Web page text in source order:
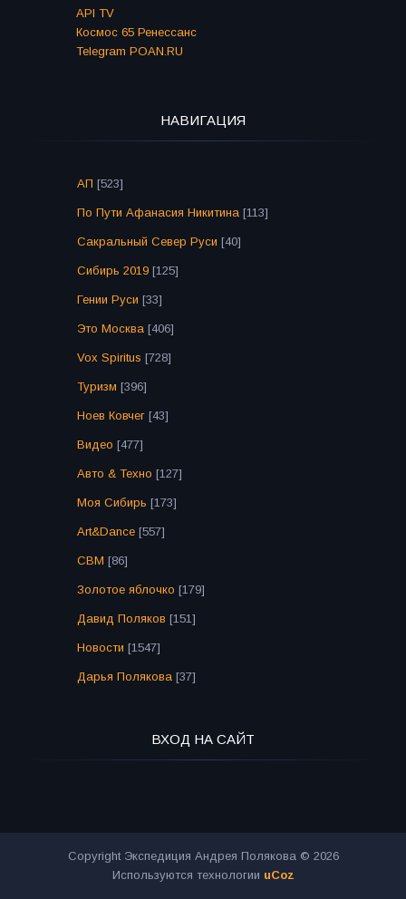
API TV
Космос 65 Ренессанс
Telegram POAN.RU
НАВИГАЦИЯ
АП [523]
По Пути Афанасия Никитина [113]
Сакральный Север Руси [40]
Сибирь 2019 [125]
Гении Руси [33]
Это Москва [406]
Vox Spiritus [728]
Туризм [396]
Ноев Ковчег [43]
Видео [477]
Авто & Техно [127]
Моя Сибирь [173]
Art&Dance [557]
СВМ [86]
Золотое яблочко [179]
Давид Поляков [151]
Новости [1547]
Дарья Полякова [37]
ВХОД НА САЙТ
Copyright Экспедиция Андрея Полякова © 2026
Используются технологии uCoz